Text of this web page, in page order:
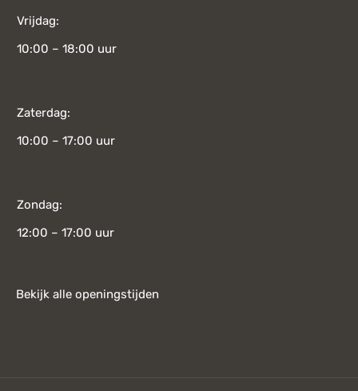
Vrijdag:
10:00 – 18:00 uur
Zaterdag:
10:00 – 17:00 uur
Zondag:
12:00 – 17:00 uur
Bekijk alle openingstijden